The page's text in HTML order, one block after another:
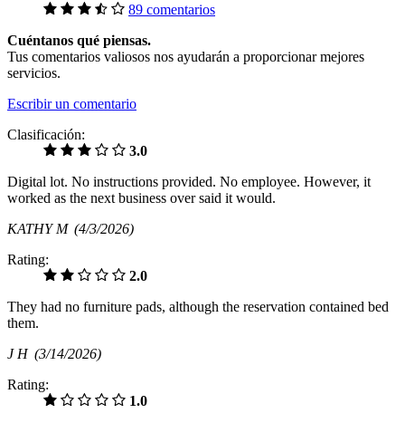
89 comentarios
Cuéntanos qué piensas.
Tus comentarios valiosos nos ayudarán a proporcionar mejores
servicios.
Escribir un comentario
Clasificación:
3.0
Digital lot. No instructions provided. No employee. However, it
worked as the next business over said it would.
KATHY M (4/3/2026)
Rating:
2.0
They had no furniture pads, although the reservation contained bed
them.
J H (3/14/2026)
Rating:
1.0